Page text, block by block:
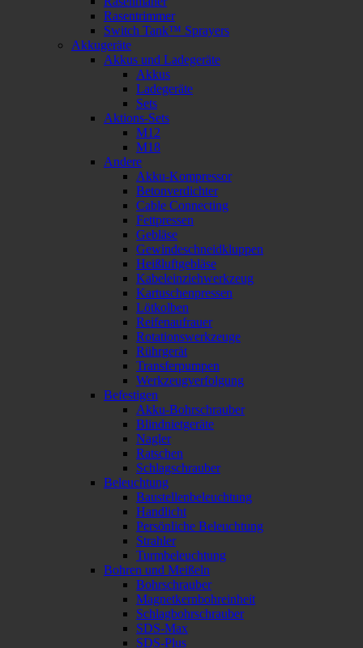
Rasentrimmer
Switch Tank™ Sprayers
Akkugeräte
Akkus und Ladegeräte
Akkus
Ladegeräte
Sets
Aktions-Sets
M12
M18
Andere
Akku-Kompressor
Betonverdichter
Cable Connecting
Fettpressen
Gebläse
Gewindeschneidkluppen
Heißluftgebläse
Kabeleinziehwerkzeug
Kartuschenpressen
Lötkolben
Reifenaufrauer
Rotationswerkzeuge
Rührgerät
Transferpumpen
Werkzeugverfolgung
Befestigen
Akku-Bohrschrauber
Blindnietgeräte
Nagler
Ratschen
Schlagschrauber
Beleuchtung
Baustellenbeleuchtung
Handlicht
Persönliche Beleuchtung
Strahler
Turmbeleuchtung
Bohren und Meißeln
Bohrschrauber
Magnetkernbohreinheit
Schlagbohrschrauber
SDS-Max
SDS-Plus